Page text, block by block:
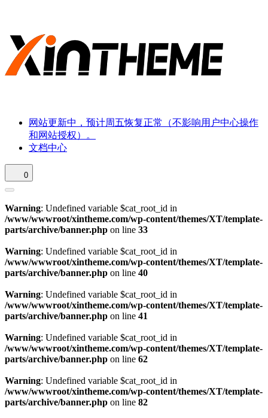
网站更新中，预计周五恢复正常（不影响用户中心操作
和网站授权）。
文档中心
0
Warning: Undefined variable $cat_root_id in
/www/wwwroot/xintheme.com/wp-content/themes/XT/template-
parts/archive/banner.php on line 33
Warning: Undefined variable $cat_root_id in
/www/wwwroot/xintheme.com/wp-content/themes/XT/template-
parts/archive/banner.php on line 40
Warning: Undefined variable $cat_root_id in
/www/wwwroot/xintheme.com/wp-content/themes/XT/template-
parts/archive/banner.php on line 41
Warning: Undefined variable $cat_root_id in
/www/wwwroot/xintheme.com/wp-content/themes/XT/template-
parts/archive/banner.php on line 62
Warning: Undefined variable $cat_root_id in
/www/wwwroot/xintheme.com/wp-content/themes/XT/template-
parts/archive/banner.php on line 82